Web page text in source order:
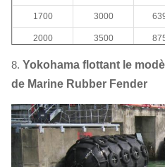
1700 3000
2000 3500
2000 4000
2500 4000
2500 5500
3000 5000
6000 2906
8. Yokohama flottant le
de Marine Rubber Fender